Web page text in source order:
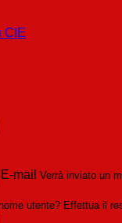
CIE
E-mail Verrà inviato un
utente? Effettua il